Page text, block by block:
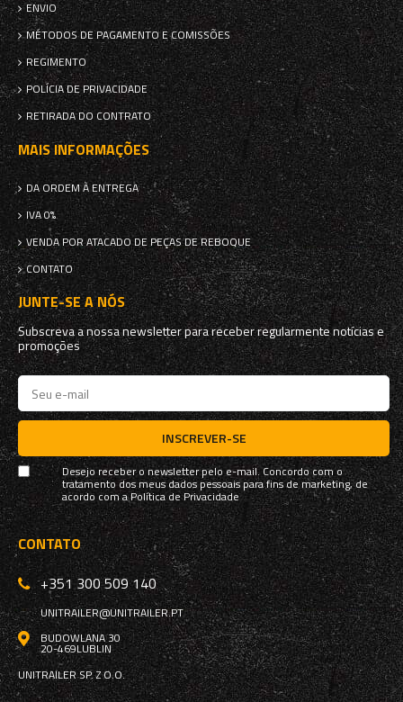
ENVIO
MÉTODOS DE PAGAMENTO E COMISSÕES
REGIMENTO
POLÍCIA DE PRIVACIDADE
RETIRADA DO CONTRATO
MAIS INFORMAÇÕES
DA ORDEM À ENTREGA
IVA 0%
VENDA POR ATACADO DE PEÇAS DE REBOQUE
CONTATO
JUNTE-SE A NÓS
Subscreva a nossa newsletter para receber regularmente notícias e
promoções
INSCREVER-SE
Desejo receber o newsletter pelo e-mail. Concordo com o
tratamento dos meus dados pessoais para fins de marketing, de
acordo com aPolítica de Privacidade
CONTATO
+351 300 509 140
UNITRAILER@UNITRAILER.PT
BUDOWLANA 30
20-469LUBLIN
UNITRAILER SP. Z O.O.